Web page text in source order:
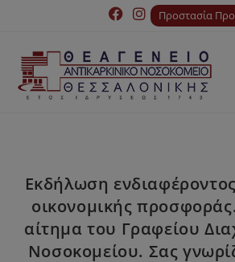
Προστασία
Εκδήλωση
οικονομικής
αίτημα του Γραφείου
Νοσοκομείου. Σας